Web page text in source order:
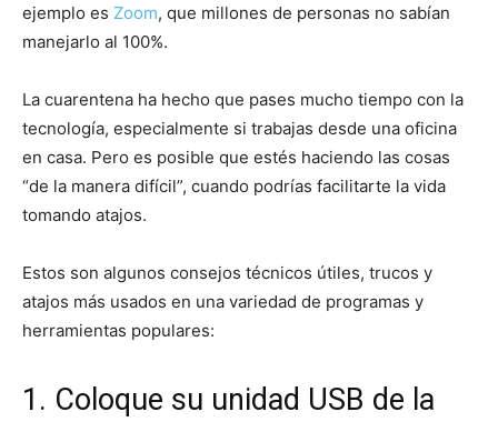
ejemplo es Zoom, que millones de personas no sabían
manejarlo al 100%.
La cuarentena ha hecho que pases mucho tiempo con la
tecnología, especialmente si trabajas desde una oficina
en casa. Pero es posible que estés haciendo las cosas
“de la manera difícil”, cuando podrías facilitarte la vida
tomando atajos.
Estos son algunos consejos técnicos útiles, trucos y
atajos más usados en una variedad de programas y
herramientas populares:
1. Coloque su unidad USB de la